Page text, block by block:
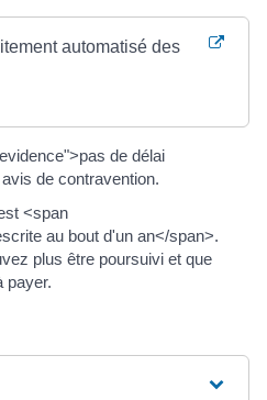
automatisé des
de délai
de contravention.
<span
au bout d'un an</span>.
plus être poursuivi et que
payer.